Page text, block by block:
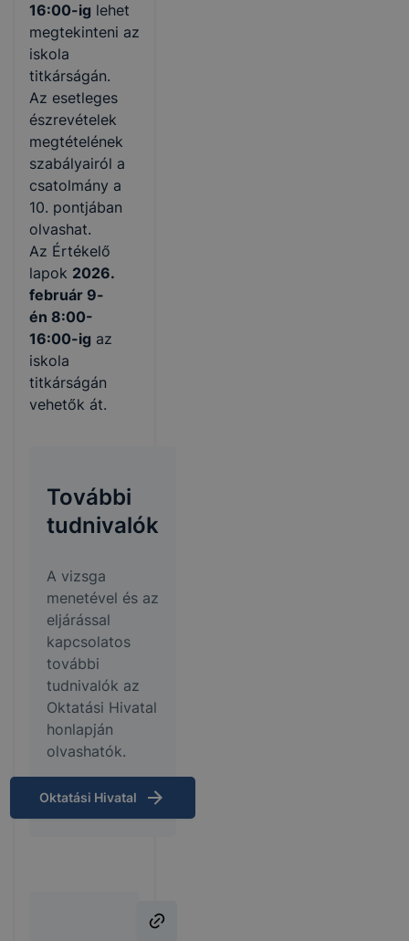
16:00-ig lehet
megtekinteni az
iskola
titkárságán.
Az esetleges
észrevételek
megtételének
szabályairól a
csatolmány a
10. pontjában
olvashat.
Az Értékelő
lapok 2026.
február 9-
én 8:00-
16:00-ig az
iskola
titkárságán
vehetők át.
További
tudnivalók
A vizsga
menetével és az
eljárással
kapcsolatos
további
tudnivalók az
Oktatási Hivatal
honlapján
olvashatók.
Oktatási Hivatal